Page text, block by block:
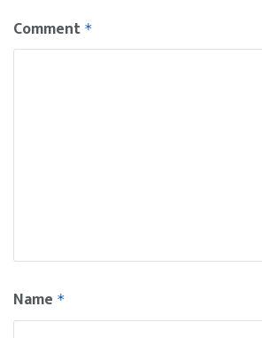
Comment *
Name *